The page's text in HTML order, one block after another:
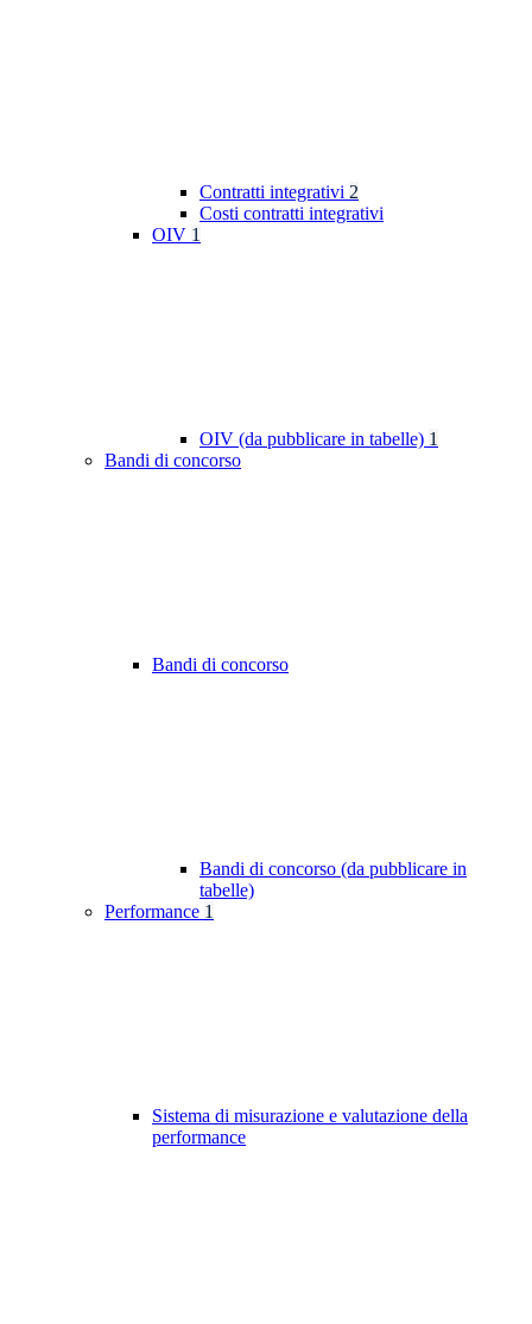
Contratti integrativi 2
Costi contratti integrativi
OIV 1
OIV (da pubblicare in tabelle) 1
Bandi di concorso
Bandi di concorso
Bandi di concorso (da pubblicare in
tabelle)
Performance 1
Sistema di misurazione e valutazione della
performance